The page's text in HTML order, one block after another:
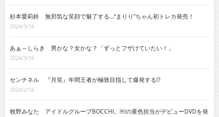
杉本愛莉鈴 無邪気な笑顔で魅了する…“まりり”ちゃん初トレカ発売！
2024/3/16
あぁ～しらき 男かな？女かな？「ずっとフザけていたい！」
2024/3/16
センチネル 『月笑』年間王者が極致目指して爆発する!?
2024/2/16
牧野みなた アイドルグループBOCCHI。￼の黄色担当がデビューDVDを発